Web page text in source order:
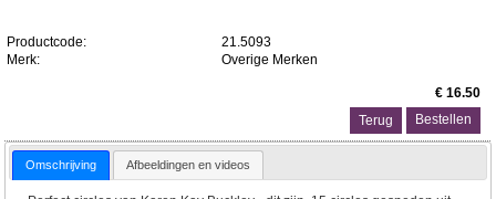
Productcode:
21.5093
Merk:
Overige Merken
€ 16.50
Terug
Omschrijving Afbeeldingen en videos